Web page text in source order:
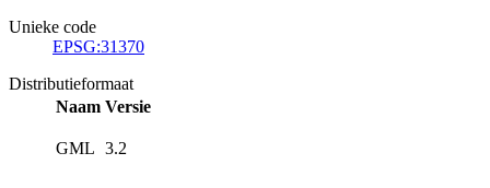
Unieke code
EPSG:31370
Distributieformaat
Naam Versie
GML 3.2